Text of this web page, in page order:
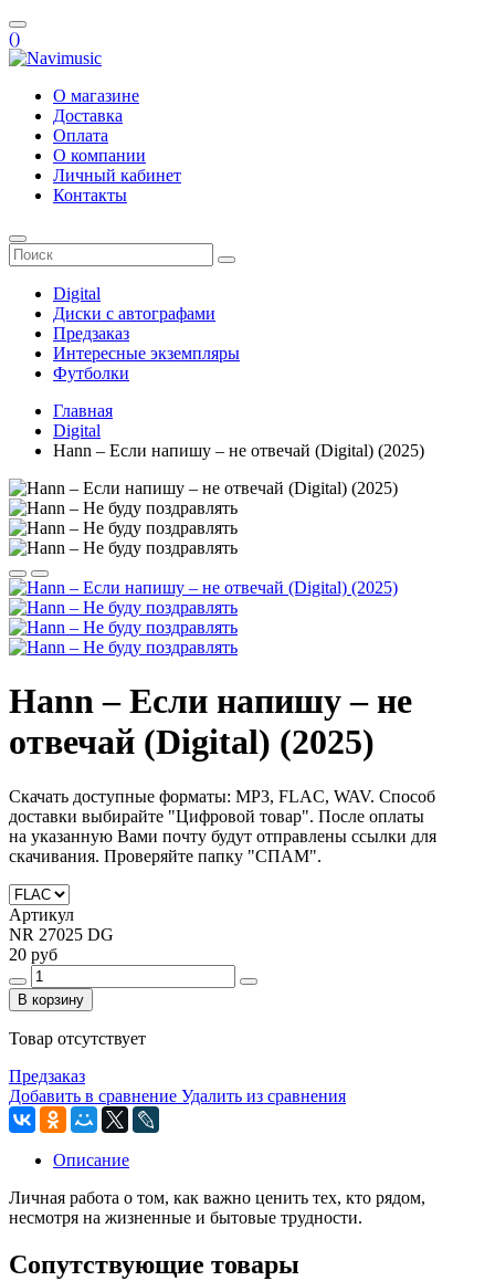
()
О магазине
Доставка
Оплата
О компании
Личный кабинет
Контакты
Digital
Диски с автографами
Предзаказ
Интересные экземпляры
Футболки
Главная
Digital
Hann – Если напишу – не отвечай (Digital) (2025)
Hann – Если напишу – не
отвечай (Digital) (2025)
Скачать доступные форматы: MP3, FLAC, WAV. Способ
доставки выбирайте "Цифровой товар". После оплаты
на указанную Вами почту будут отправлены ссылки для
скачивания. Проверяйте папку "СПАМ".
Артикул
NR 27025 DG
20 руб
В корзину
Товар отсутствует
Предзаказ
Добавить в сравнение Удалить из сравнения
Описание
Личная работа о том, как важно ценить тех, кто рядом,
несмотря на жизненные и бытовые трудности.
Сопутствующие товары